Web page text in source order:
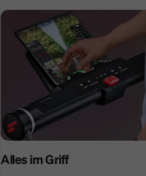
Alles im Griff